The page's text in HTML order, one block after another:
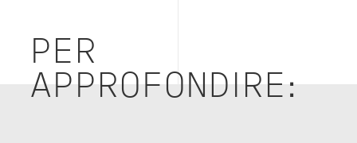
PER
APPROFONDIRE: